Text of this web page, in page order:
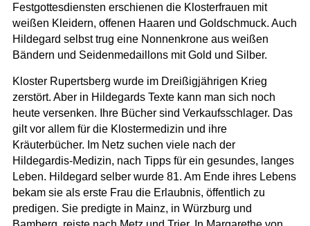
Festgottesdiensten erschienen die Klosterfrauen mit
weißen Kleidern, offenen Haaren und Goldschmuck. Auch
Hildegard selbst trug eine Nonnenkrone aus weißen
Bändern und Seidenmedaillons mit Gold und Silber.
Kloster Rupertsberg wurde im Dreißigjährigen Krieg
zerstört. Aber in Hildegards Texte kann man sich noch
heute versenken. Ihre Bücher sind Verkaufsschlager. Das
gilt vor allem für die Klostermedizin und ihre
Kräuterbücher. Im Netz suchen viele nach der
Hildegardis-Medizin, nach Tipps für ein gesundes, langes
Leben. Hildegard selber wurde 81. Am Ende ihres Lebens
bekam sie als erste Frau die Erlaubnis, öffentlich zu
predigen. Sie predigte in Mainz, in Würzburg und